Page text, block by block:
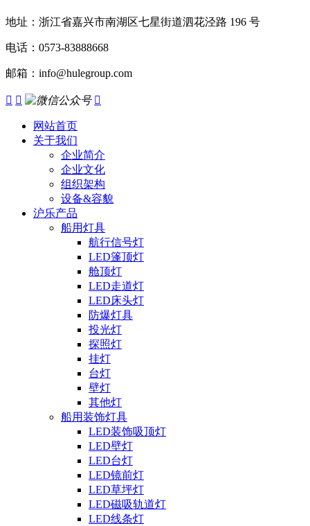
地址：浙江省嘉兴市南湖区七星街道泗花泾路 196 号
电话：0573-83888668
邮箱：info@hulegroup.com
  
网站首页
关于我们
企业简介
企业文化
组织架构
设备&容貌
沪乐产品
船用灯具
航行信号灯
LED篷顶灯
舱顶灯
LED走道灯
LED床头灯
防爆灯具
投光灯
探照灯
挂灯
台灯
壁灯
其他灯
船用装饰灯具
LED装饰吸顶灯
LED壁灯
LED台灯
LED镜前灯
LED草坪灯
LED磁吸轨道灯
LED线条灯